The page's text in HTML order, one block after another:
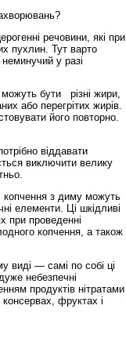
речовини, які при
пухлин. Тут варто
у разі
бути різні жири,
або перегрітих жирів.
його повторно.
віддавати
виключити велику
копчення з диму можуть
елементи. Ці шкідливі
при проведенні
копчення, а також
виді — самі по собі ці
небезпечні
продуктів нітратами
фруктах і